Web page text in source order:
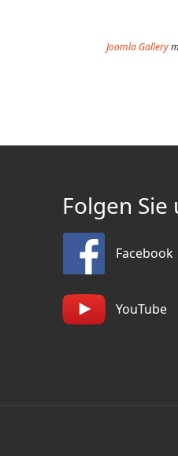
Joomla Gallery
Folgen Sie
Facebook
YouTube